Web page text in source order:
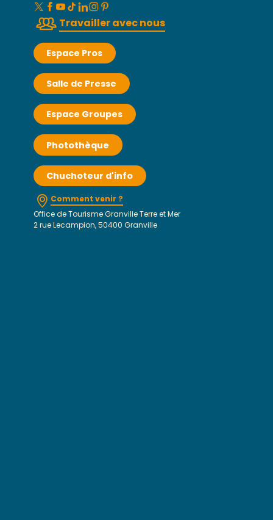
Travailler avec nous
Espace Pros
Salle de Presse
Espace Groupes
Photothèque
Chuchoteur d'info
Comment venir ?
Office de Tourisme Granville Terre et Mer
2 rue Lecampion, 50400 Granville